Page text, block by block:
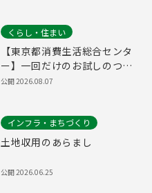
くらし・住まい
【東京都消費生活総合センタ
ー】一回だけのお試しのつも
りだったのに…定期購入編
公開2026.08.07
インフラ・まちづくり
土地収用のあらまし
公開2026.06.25